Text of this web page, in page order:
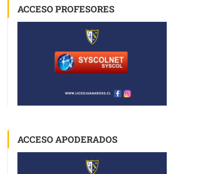
ACCESO PROFESORES
ACCESO APODERADOS